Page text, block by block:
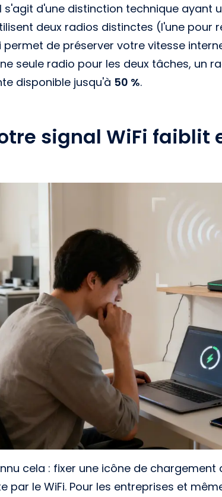
d'une distinction technique ayant
deux radios distinctes (l'une pour
de préserver votre vitesse
seule radio pour les deux tâches, un
disponible jusqu'à 50 %.
signal WiFi faiblit
cela : fixer une icône de
par le WiFi. Pour les entreprises et